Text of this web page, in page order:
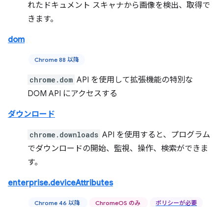
れたドキュメント スキャナから画像を検出、取得で
きます。
dom
Chrome 88 以降
chrome.dom API を使用して拡張機能の特別な
DOM API にアクセスする
ダウンロード
chrome.downloads API を使用すると、プログラム
でダウンロードの開始、監視、操作、検索ができま
す。
enterprise.deviceAttributes
Chrome 46 以降 ChromeOS のみ ポリシーが必要